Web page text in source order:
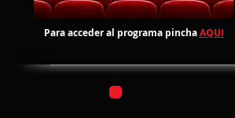
Para acceder al programa pincha AQUI